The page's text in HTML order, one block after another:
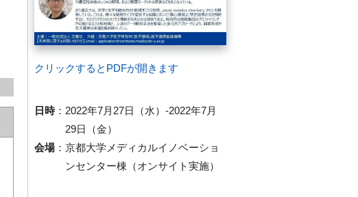
クリックするとPDFが開きます
日時： 2022年7月27日（水）-2022年7月
29日（金）
会場： 京都大学メディカルイノベーショ
ンセンター棟（オンサイト実施）